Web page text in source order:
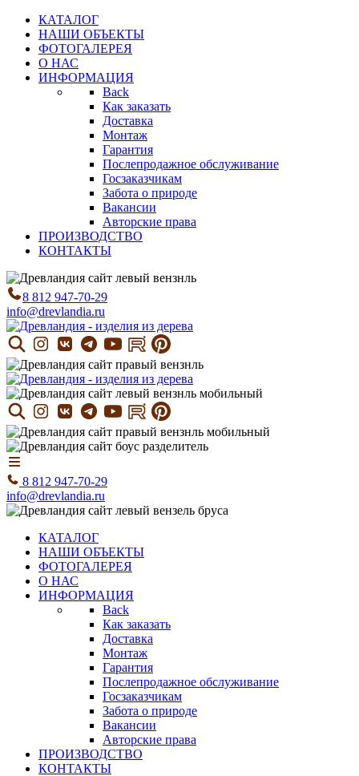
КАТАЛОГ
НАШИ ОБЪЕКТЫ
ФОТОГАЛЕРЕЯ
О НАС
ИНФОРМАЦИЯ
Back
Как заказать
Доставка
Монтаж
Гарантия
Послепродажное обслуживание
Госзаказчикам
Забота о природе
Вакансии
Авторские права
ПРОИЗВОДСТВО
КОНТАКТЫ
8 812 947-70-29
info@drevlandia.ru
8 812 947-70-29
info@drevlandia.ru
КАТАЛОГ
НАШИ ОБЪЕКТЫ
ФОТОГАЛЕРЕЯ
О НАС
ИНФОРМАЦИЯ
Back
Как заказать
Доставка
Монтаж
Гарантия
Послепродажное обслуживание
Госзаказчикам
Забота о природе
Вакансии
Авторские права
ПРОИЗВОДСТВО
КОНТАКТЫ